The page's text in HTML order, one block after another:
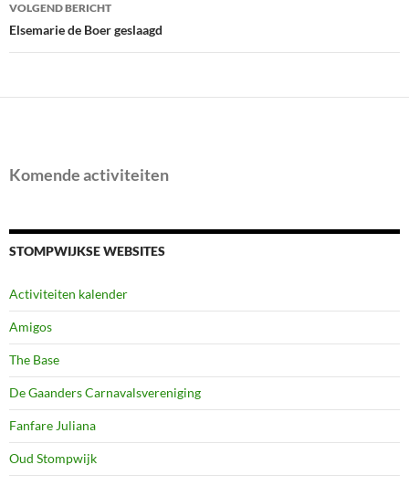
VOLGEND BERICHT
Elsemarie de Boer geslaagd
Komende activiteiten
STOMPWIJKSE WEBSITES
Activiteiten kalender
Amigos
The Base
De Gaanders Carnavalsvereniging
Fanfare Juliana
Oud Stompwijk